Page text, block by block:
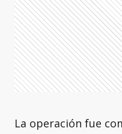
La operación fue